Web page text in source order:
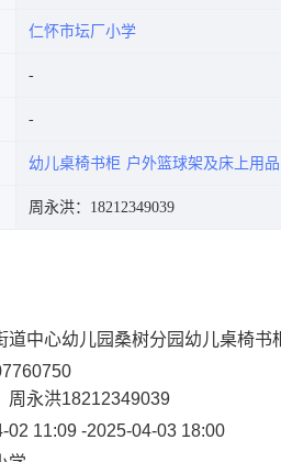
仁怀市坛厂小学
幼儿桌椅书柜 户外篮球架及床上用品
周永洪：18212349039
道中心幼儿园桑树分园幼儿桌椅书
周永洪18212349039
02 11:09 -2025-04-03 18:00